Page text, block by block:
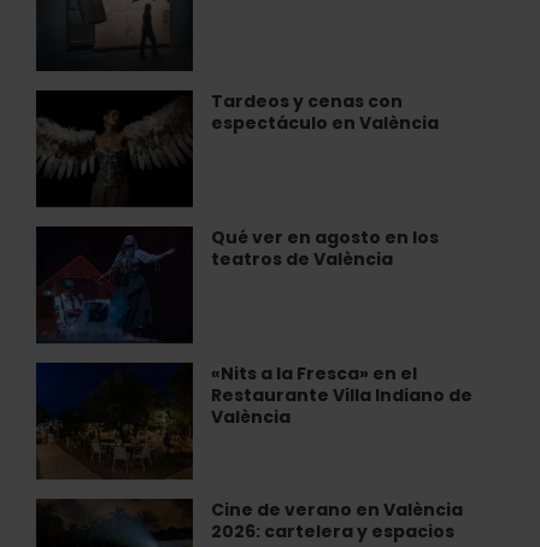
en
la
Fundación
Bancaja
Tardeos y cenas con
espectáculo en València
y
cenas
con
espectáculo
en
València
Qué ver en agosto en los
teatros de València
ver
en
agosto
en
los
de
València
«Nits a la Fresca» en el
Restaurante Villa Indiano de
València
a
la
Fresca»
en
el
Restaurante
Cine de verano en València
2026: cartelera y espacios
Cine